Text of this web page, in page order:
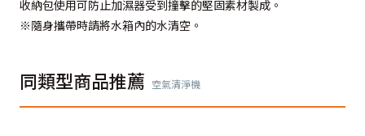
收納包使用可防止加濕器受到撞擊的堅固素材製成。
※隨身攜帶時請將水箱內的水清空。
同類型商品推薦 空氣清淨機